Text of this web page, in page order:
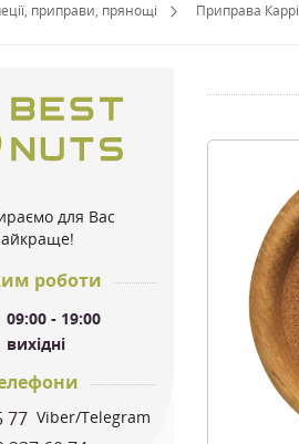
приправи, прянощі Приправа Каррі
для Вас
роботи
09:00 - 19:00
вихідні
77 Viber/Telegram